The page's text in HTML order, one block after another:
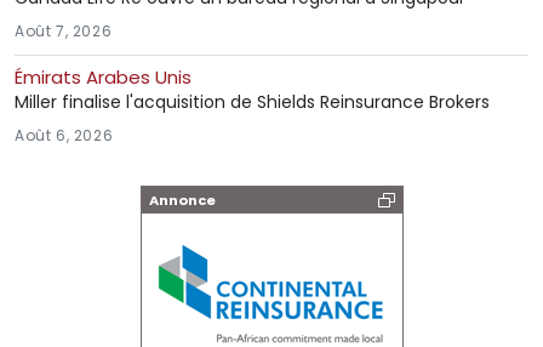
Août 7, 2026
Émirats Arabes Unis
Miller finalise l'acquisition de Shields Reinsurance Brokers
Août 6, 2026
Annonce